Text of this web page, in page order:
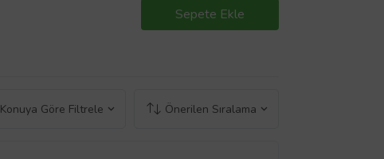
Sepete Ekle
Konuya Göre Filtrele Önerilen Sıralama